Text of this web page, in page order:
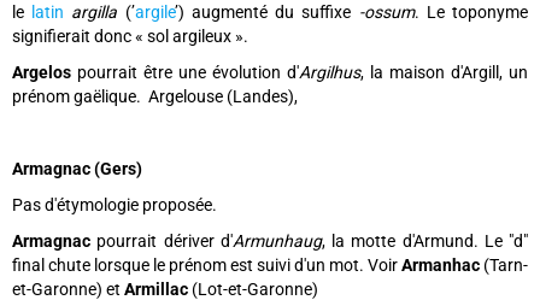
le latin argilla (’argile’) augmenté du suffixe -ossum. Le toponyme
signifierait donc « sol argileux ».
Argelos pourrait être une évolution d'Argilhus, la maison d'Argill, un
prénom gaëlique. Argelouse (Landes),
Armagnac (Gers)
Pas d'étymologie proposée.
Armagnac pourrait dériver d'Armunhaug, la motte d'Armund. Le "d"
final chute lorsque le prénom est suivi d'un mot. VoirArmanhac (Tarn-
et-Garonne) et Armillac (Lot-et-Garonne)